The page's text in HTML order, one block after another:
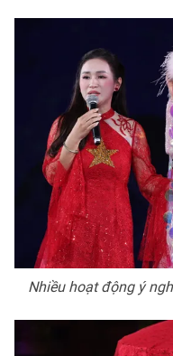
Nhiều hoạt động ý